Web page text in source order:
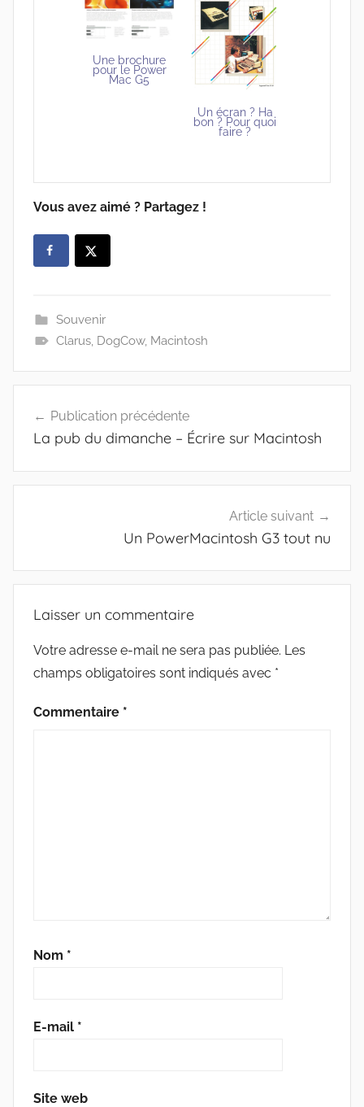
Une brochure
pour le Power
Mac G5
Un écran ? Ha
bon ? Pour quoi
faire ?
Vous avez aimé ? Partagez !
Souvenir
Clarus, DogCow, Macintosh
de
Publication précédente
La pub du dimanche – Écrire sur Macintosh
Article suivant
Un PowerMacintosh G3 tout nu
Laisser un commentaire
Votre adresse e-mail ne sera pas publiée. Les
champs obligatoires sont indiqués avec *
Commentaire *
Nom *
E-mail *
Site web